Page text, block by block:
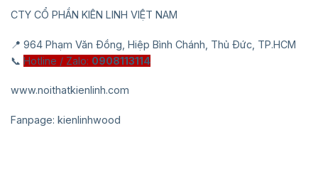
CTY CỔ PHẦN KIÊN LINH VIỆT NAM
📍 964 Phạm Văn Đồng, Hiệp Bình Chánh, Thủ Đức, TP.HCM
📞 Hotline / Zalo: 0908113114
www.noithatkienlinh.com
Fanpage: kienlinhwood